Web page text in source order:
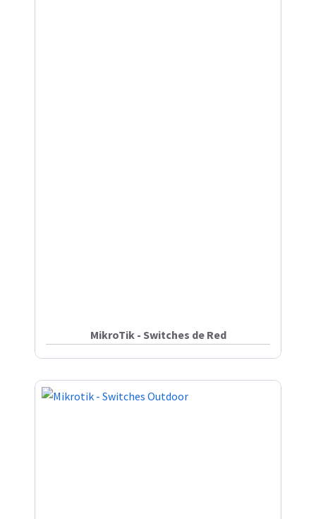
MikroTik - Switches de Red